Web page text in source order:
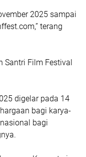
2025 sampai
terang
Santri Film Festival
digelar pada 14
bagi karya-
bagi